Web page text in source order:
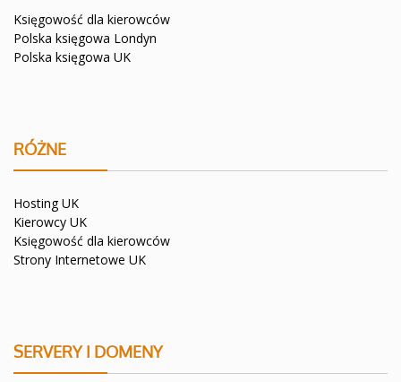
Księgowość dla kierowców
Polska księgowa Londyn
Polska księgowa UK
RÓŻNE
Hosting UK
Kierowcy UK
Księgowość dla kierowców
Strony Internetowe UK
SERVERY I DOMENY